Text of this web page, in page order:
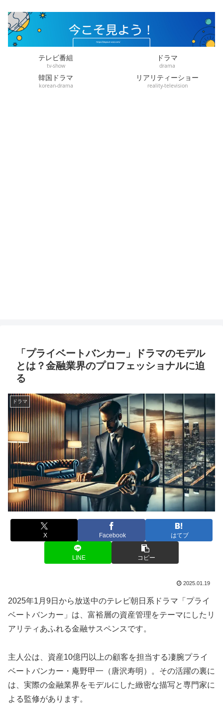
テレビ番組
tv-show
ドラマ
drama
韓国ドラマ
korean-drama
リアリティーショー
reality-television
「プライベートバンカー」ドラマのモデル
とは？金融業界のプロフェッショナルに迫
る
ドラマ
X Facebook はてブ
LINE コピー
2025.01.19
2025年1月9日から放送中のテレビ朝日系ドラマ「プライ
ベートバンカー」は、富裕層の資産管理をテーマにしたリ
アリティあふれる金融サスペンスです。
主人公は、資産10億円以上の顧客を担当する凄腕プライ
ベートバンカー・庵野甲一（唐沢寿明）。その活躍の裏に
は、実際の金融業界をモデルにした緻密な描写と専門家に
よる監修があります。